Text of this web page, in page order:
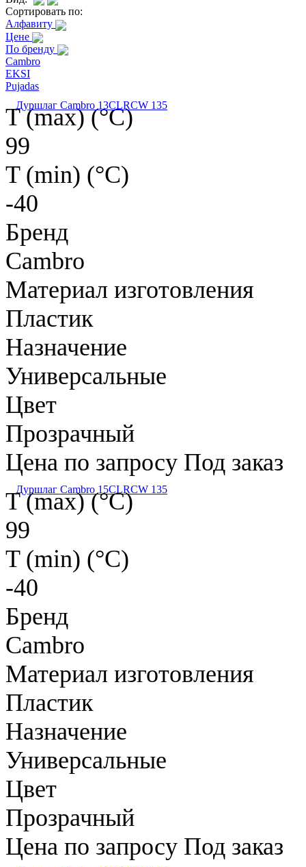
Сортировать по:
Алфавиту
Цене
По бренду
Cambro
EKSI
Pujadas
Дуршлаг Cambro 13CLRCW 135
T (max) (°С)
99
T (min) (°С)
-40
Бренд
Cambro
Материал изготовления
Пластик
Назначение
Универсальные
Цвет
Прозрачный
Цена по запросу Под заказ
Дуршлаг Cambro 15CLRCW 135
T (max) (°С)
99
T (min) (°С)
-40
Бренд
Cambro
Материал изготовления
Пластик
Назначение
Универсальные
Цвет
Прозрачный
Цена по запросу Под заказ